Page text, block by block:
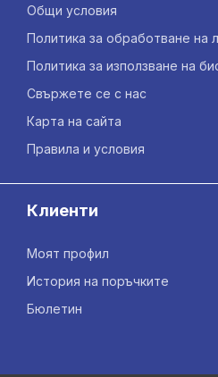
Общи условия
Политика за обработване на
Политика за използване на
Свържете се с нас
Карта на сайта
Правила и условия
Клиенти
Моят профил
История на поръчките
Бюлетин